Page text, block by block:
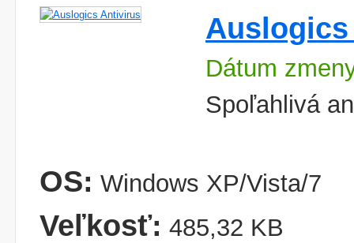
Dátum
Spoľahlivá
OS: Windows XP/Vista/7
Veľkosť: 485,32 KB